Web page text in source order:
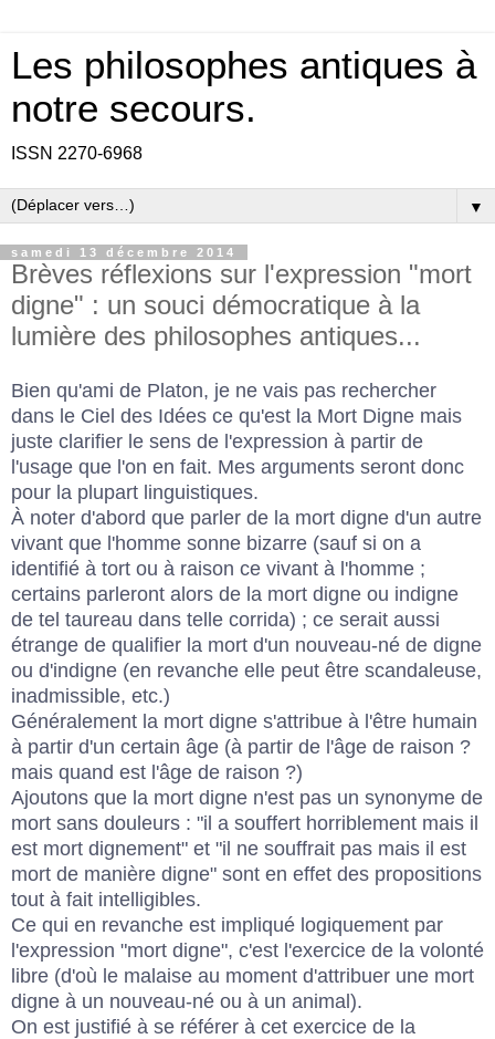
Les philosophes antiques à
notre secours.
ISSN 2270-6968
▼
samedi 13 décembre 2014
Brèves réflexions sur l'expression "mort
digne" : un souci démocratique à la
lumière des philosophes antiques...
Bien qu'ami de Platon, je ne vais pas rechercher
dans le Ciel des Idées ce qu'est la Mort Digne mais
juste clarifier le sens de l'expression à partir de
l'usage que l'on en fait. Mes arguments seront donc
pour la plupart linguistiques.
À noter d'abord que parler de la mort digne d'un autre
vivant que l'homme sonne bizarre (sauf si on a
identifié à tort ou à raison ce vivant à l'homme ;
certains parleront alors de la mort digne ou indigne
de tel taureau dans telle corrida) ; ce serait aussi
étrange de qualifier la mort d'un nouveau-né de digne
ou d'indigne (en revanche elle peut être scandaleuse,
inadmissible, etc.)
Généralement la mort digne s'attribue à l'être humain
à partir d'un certain âge (à partir de l'âge de raison ?
mais quand est l'âge de raison ?)
Ajoutons que la mort digne n'est pas un synonyme de
mort sans douleurs : "il a souffert horriblement mais il
est mort dignement" et "il ne souffrait pas mais il est
mort de manière digne" sont en effet des propositions
tout à fait intelligibles.
Ce qui en revanche est impliqué logiquement par
l'expression "mort digne", c'est l'exercice de la volonté
libre (d'où le malaise au moment d'attribuer une mort
digne à un nouveau-né ou à un animal).
On est justifié à se référer à cet exercice de la